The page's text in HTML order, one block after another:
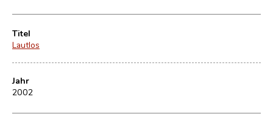
Titel
Lautlos
Jahr
2002